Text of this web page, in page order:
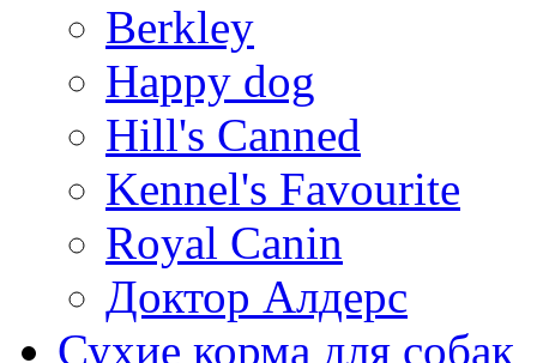
Berkley
Happy dog
Hill's Canned
Kennel's Favourite
Royal Canin
Доктор Алдерс
Сухие корма для собак